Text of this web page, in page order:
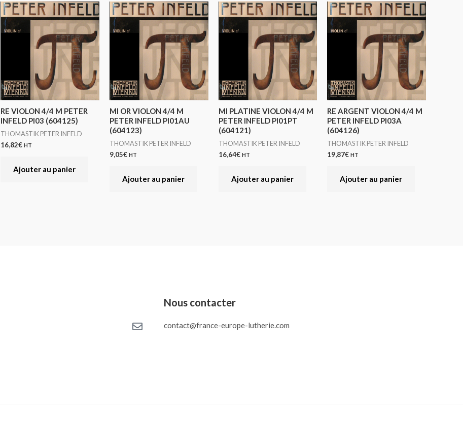
RE VIOLON 4/4 M PETER
INFELD PI03 (604125)
THOMASTIK PETER INFELD
16,82€ HT
Ajouter au panier
MI OR VIOLON 4/4 M
PETER INFELD PI01AU
(604123)
THOMASTIK PETER INFELD
9,05€ HT
Ajouter au panier
MI PLATINE VIOLON 4/4 M
PETER INFELD PI01PT
(604121)
THOMASTIK PETER INFELD
16,64€ HT
Ajouter au panier
RE ARGENT VIOLON 4/4 M
PETER INFELD PI03A
(604126)
THOMASTIK PETER INFELD
19,87€ HT
Ajouter au panier
Nous contacter
contact@france-europe-lutherie.com